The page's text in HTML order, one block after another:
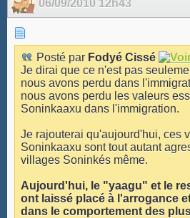
06/09/2010 12h43
Posté par Fodyé Cissé
Je dirai que ce n'est pas
nous avons perdu dans
nous avons perdu les valeurs
Soninkaaxu dans l'immigration.
Je rajouterai qu'aujourd'hui, ces
Soninkaaxu sont tout autant
villages Soninkés même.
Aujourd'hui, le "yaagu" et le
ont laissé placé à l'arrogance
dans le comportement des